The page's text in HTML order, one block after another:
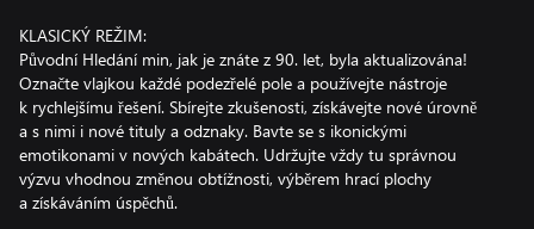
KLASICKÝ REŽIM:
Původní Hledání min, jak je znáte z 90. let, byla aktualizována!
Označte vlajkou každé podezřelé pole a používejte nástroje
k rychlejšímu řešení. Sbírejte zkušenosti, získávejte nové úrovně
a s nimi i nové tituly a odznaky. Bavte se s ikonickými
emotikonami v nových kabátech. Udržujte vždy tu správnou
výzvu vhodnou změnou obtížnosti, výběrem hrací plochy
a získáváním úspěchů.